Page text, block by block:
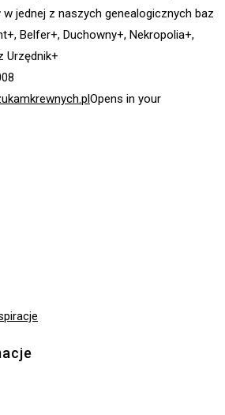
jednej z naszych genealogicznych baz
Belfer+, Duchowny+, Nekropolia+,
Urzędnik+
Opens in your